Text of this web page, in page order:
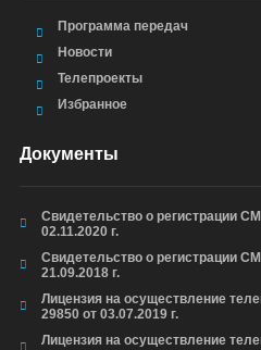
Программа передач
Новости
Телепроекты
Избранное
Документы
Свидетельство о регистрации
02.11.2020 г.
Свидетельство о регистрации
21.09.2018 г.
Лицензия на осуществление
29850 от 03.07.2019 г.
Лицензия на осуществление